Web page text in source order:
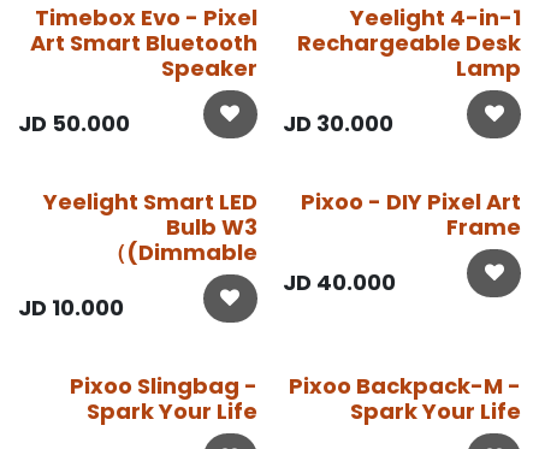
Yeelight 4-in-1
Rechargeable Desk
Lamp
JD 30.000
Timebox Evo - Pixel
Art Smart Bluetooth
Speaker
JD 50.000
Pixoo - DIY Pixel Art
Frame
JD 40.000
Yeelight Smart LED
Bulb W3
(Dimmable）
JD 10.000
Pixoo Backpack-M -
Spark Your Life
Pixoo Slingbag -
Spark Your Life